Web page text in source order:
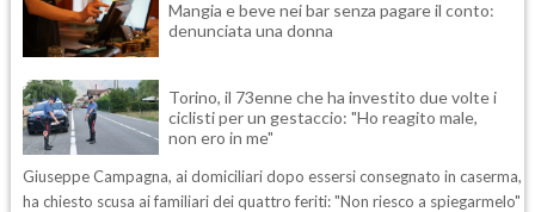
Mangia e beve nei bar senza pagare il conto:
denunciata una donna
Torino, il 73enne che ha investito due volte i
ciclisti per un gestaccio: "Ho reagito male,
non ero in me"
Giuseppe Campagna, ai domiciliari dopo essersi consegnato in caserma,
ha chiesto scusa ai familiari dei quattro feriti: "Non riesco a spiegarmelo"